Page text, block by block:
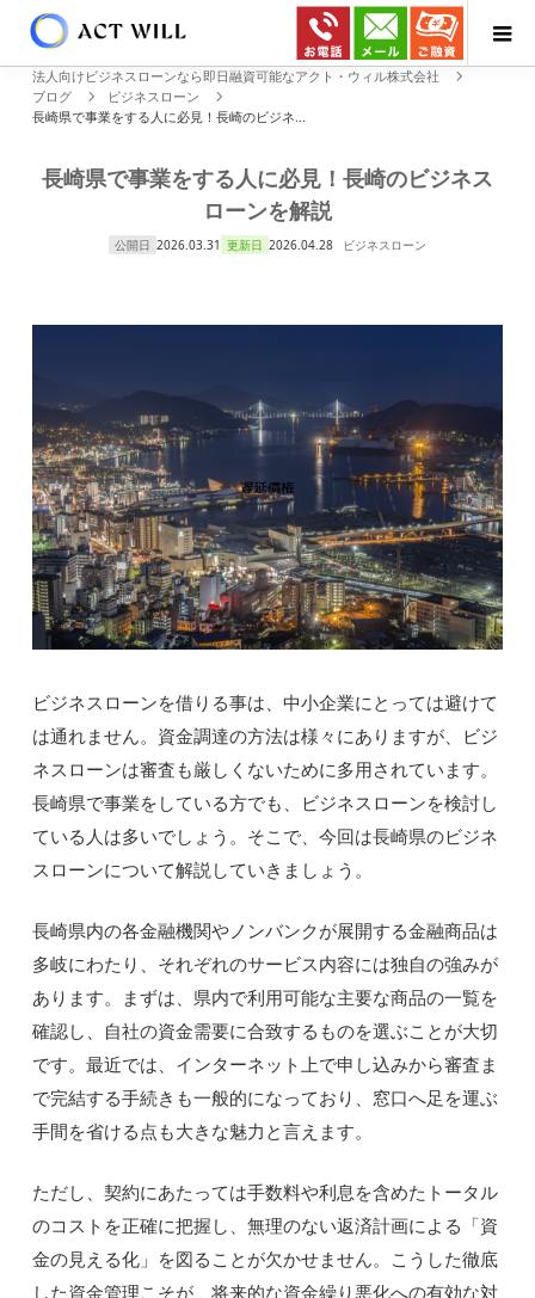
法人向けビジネスローンなら即日融資可能なアクト・ウィル株式会社
ブログ
ビジネスローン
長崎県で事業をする人に必見！長崎のビジネ...
長崎県で事業をする人に必見！長崎のビジネス
ローンを解説
公開日 2026.03.31 更新日 2026.04.28 ビジネスローン
ビジネスローンを借りる事は、中小企業にとっては避けて
は通れません。資金調達の方法は様々にありますが、ビジ
ネスローンは審査も厳しくないために多用されています。
長崎県で事業をしている方でも、ビジネスローンを検討し
ている人は多いでしょう。そこで、今回は長崎県のビジネ
スローンについて解説していきましょう。
長崎県内の各金融機関やノンバンクが展開する金融商品は
多岐にわたり、それぞれのサービス内容には独自の強みが
あります。まずは、県内で利用可能な主要な商品の一覧を
確認し、自社の資金需要に合致するものを選ぶことが大切
です。最近では、インターネット上で申し込みから審査ま
で完結する手続きも一般的になっており、窓口へ足を運ぶ
手間を省ける点も大きな魅力と言えます。
ただし、契約にあたっては手数料や利息を含めたトータル
のコストを正確に把握し、無理のない返済計画による「資
金の見える化」を図ることが欠かせません。こうした徹底
した資金管理こそが、将来的な資金繰り悪化への有効な対